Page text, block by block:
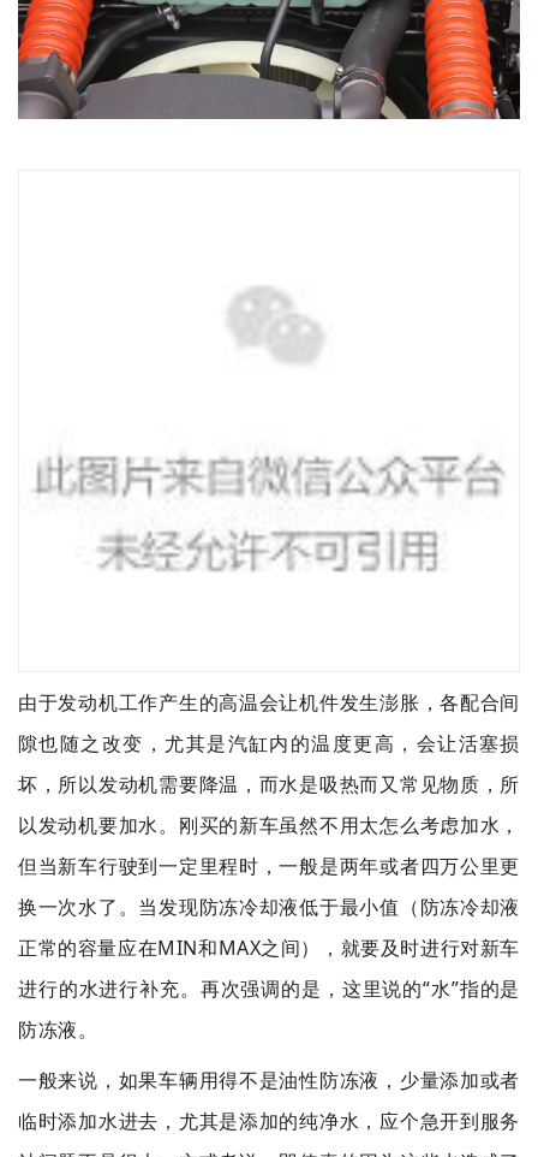
由于发动机工作产生的高温会让机件发生澎胀，各配合间
隙也随之改变，尤其是汽缸内的温度更高，会让活塞损
坏，所以发动机需要降温，而水是吸热而又常见物质，所
以发动机要加水。刚买的新车虽然不用太怎么考虑加水，
但当新车行驶到一定里程时，一般是两年或者四万公里更
换一次水了。当发现防冻冷却液低于最小值（防冻冷却液
正常的容量应在MIN和MAX之间），就要及时进行对新车
进行的水进行补充。再次强调的是，这里说的“水”指的是
防冻液。
一般来说，如果车辆用得不是油性防冻液，少量添加或者
临时添加水进去，尤其是添加的纯净水，应个急开到服务